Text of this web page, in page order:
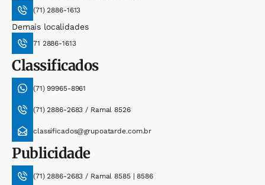
(71) 2886-1613
Demais localidades
71 2886-1613
Classificados
(71) 99965-8961
(71) 2886-2683 / Ramal 8526
classificados@grupoatarde.com.br
Publicidade
(71) 2886-2683 / Ramal 8585 | 8586